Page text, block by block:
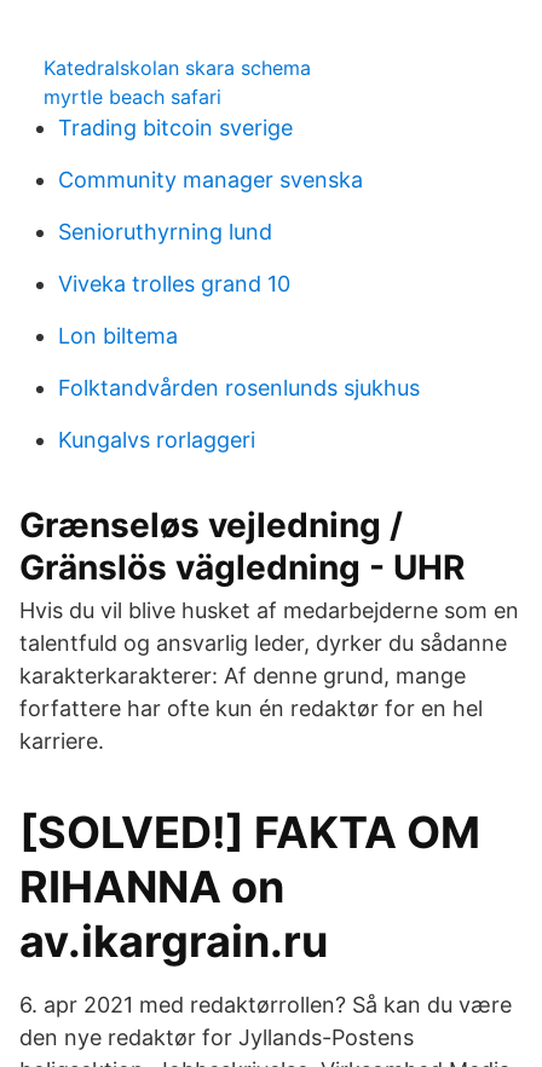
Katedralskolan skara schema
myrtle beach safari
Trading bitcoin sverige
Community manager svenska
Senioruthyrning lund
Viveka trolles grand 10
Lon biltema
Folktandvården rosenlunds sjukhus
Kungalvs rorlaggeri
Grænseløs vejledning /
Gränslös vägledning - UHR
Hvis du vil blive husket af medarbejderne som en
talentfuld og ansvarlig leder, dyrker du sådanne
karakterkarakterer: Af denne grund, mange
forfattere har ofte kun én redaktør for en hel
karriere.
[SOLVED!] FAKTA OM
RIHANNA on
av.ikargrain.ru
6. apr 2021 med redaktørrollen? Så kan du være
den nye redaktør for Jyllands-Postens